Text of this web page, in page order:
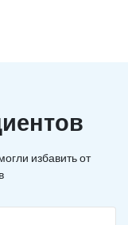
избавить от